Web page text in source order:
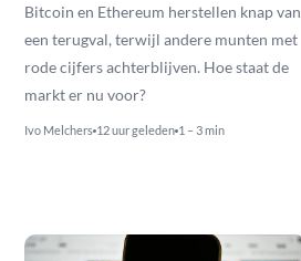
Bitcoin en Ethereum herstellen knap van
een terugval, terwijl andere munten met
rode cijfers achterblijven. Hoe staat de
markt er nu voor?
Ivo Melchers 12 uur geleden 1 – 3 min